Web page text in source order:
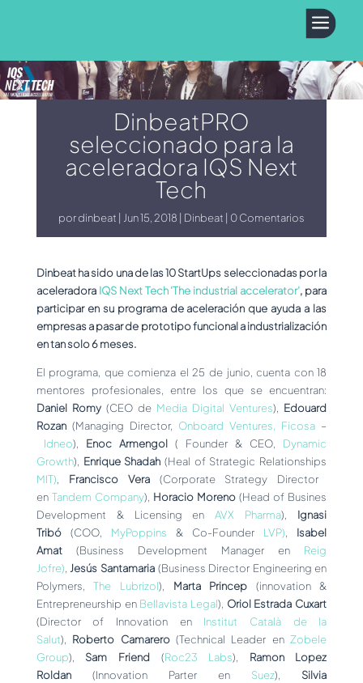
a
DinbeatPRO
seleccionado para la
aceleradora IQS Next
Tech
pordinbeat Jun 15, 2018 Dinbeat 0 Comentarios
Dinbeat ha sido una de las 10 StartUps seleccionadas por la
aceleradora IQS Next Tech ‘The industrial accelerator’, para
participar en su programa de aceleración que ayuda a las
empresas a pasar de prototipo funcional a industrialización
en tan solo 6 meses.
El programa, que comienza el 25 de junio, cuenta con 18
mentores profesionales, entre los que se encuentran:
Daniel Romy(CEO de Media Digital Ventures), Edouard
Rozan(Managing Director, Onboard Ventures, Ficosa –
Idneo), Enoc Armengol( Founder & CEO, Dynamic
Growth), Enrique Shadah (Heal of Strategic Relationships
MIT), Francisco Vera(Corporate Strategy Director
en Tandem Company), Horacio Moreno (Head of Busines
Development & Licensing enAVX Pharma), Ignasi
Tribó (COO, MyPoppins & Co-Founder LVP), Isabel
Amat (Business Development Manager en Reig
Jofre), Jesús Santamaria(Business Director Engineering en
Polymers,The Lubrizol), Marta Princep (innovation &
Entrepreneurship en Bellavista Legal), Oriol Estrada Cuxart
(Director of Innovation en Institut Català de la
Salut), Roberto Camarero(Technical Leader enZobele
Group), Sam Friend(Roc23 Labs), Ramon Lopez
Roldan (Innovation Parter en Suez), Silvia